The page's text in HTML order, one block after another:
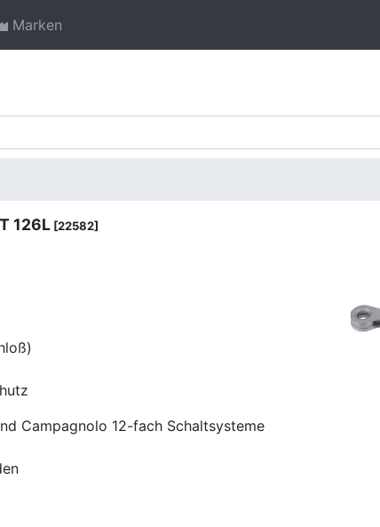
Marken
126L [22582]
Campagnolo 12-fach Schaltsysteme